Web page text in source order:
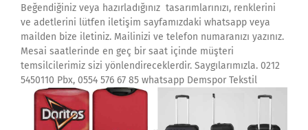
Beğendiğiniz veya hazırladığınız tasarımlarınızı, renklerini
ve adetlerini lütfen iletişim sayfamızdaki whatsapp veya
mailden bize iletiniz. Mailinizi ve telefon numaranızı yazınız.
Mesai saatlerinde en geç bir saat içinde müşteri
temsilcilerimiz sizi yönlendireceklerdir. Saygılarımızla. 0212
5450110 Pbx, 0554 576 67 85 whatsapp Demspor Tekstil